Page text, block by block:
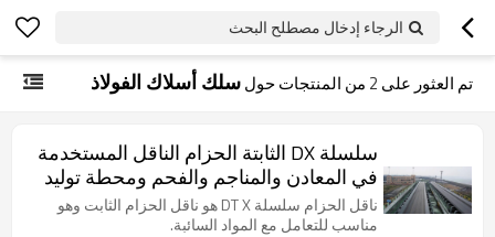
الرجاء إدخال مصطلح البحث
تم العثور على 2 من المنتجات حولسلك أسلاك الفولاذ
سلسلة DX الثابتة الحزام الناقل المستخدمة
في المعادن والمناجم والفحم ومحطة توليد
الكهرباء ومواد البناء ناقل الحزام سلسلة DT X هو ناقل الحزام الثابت وهو
مناسب للتعامل مع المواد السائبة.